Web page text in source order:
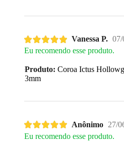
Vanessa P. 07/
Eu recomendo esse produto.
Produto: Coroa Ictus
3mm
Anônimo 27/
Eu recomendo esse produto.